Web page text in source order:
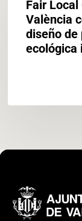
selecciona
València
ecológica
inclusiva
Fair Local
València
diseño
ecológica